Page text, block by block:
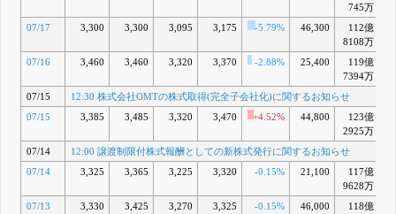
お知らせ」
の一部訂正
5月 25, 2026
2026年3月
期決算短信
〔日本基
15:45 剰余
金の配当に
2026年3月
745万
07/17 3,300 3,300 3,095 3,175 -5.79% 46,300
112億
8108万
07/16 3,460 3,460 3,320 3,370 -2.88% 25,400
119億
7394万
07/15
12:30 株式会社OMTの株式取得(完全子会社化)に関するお知らせ
07/15
3,385 3,485 3,320 3,470 +4.52% 44,800
123億
2925万
07/14
12:00 譲渡制限付株式報酬としての新株式発行に関するお知らせ
07/14
3,325 3,365 3,225 3,320 -0.15% 21,100
117億
9628万
07/13 3,330 3,425 3,270 3,325 -0.15% 46,000
118億